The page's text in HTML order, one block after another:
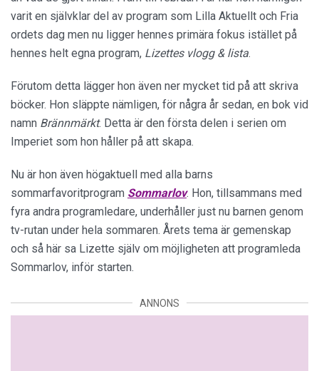
varit en självklar del av program som Lilla Aktuellt och Fria
ordets dag men nu ligger hennes primära fokus istället på
hennes helt egna program, Lizettes vlogg & lista.
Förutom detta lägger hon även ner mycket tid på att skriva
böcker. Hon släppte nämligen, för några år sedan, en bok vid
namn Brännmärkt. Detta är den första delen i serien om
Imperiet som hon håller på att skapa.
Nu är hon även högaktuell med alla barns
sommarfavoritprogram Sommarlov. Hon, tillsammans med
fyra andra programledare, underhåller just nu barnen genom
tv-rutan under hela sommaren. Årets tema är gemenskap
och så här sa Lizette själv om möjligheten att programleda
Sommarlov, inför starten.
ANNONS